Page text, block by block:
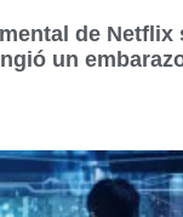
de Netflix
un